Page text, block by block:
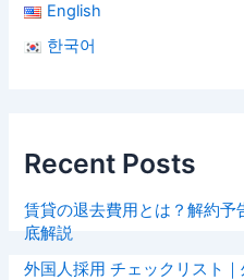
English
한국어
Recent Posts
賃貸の退去費用とは？解約予
底解説
外国人採用 チェックリスト